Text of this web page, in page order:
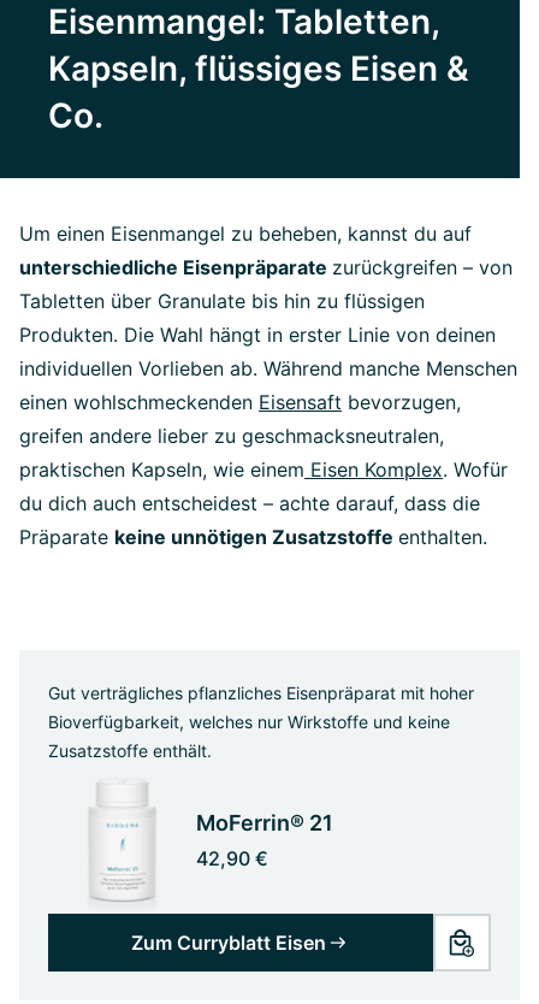
Eisenmangel: Tabletten,
Kapseln, flüssiges Eisen &
Co.
Um einen Eisenmangel zu beheben, kannst du auf
unterschiedliche Eisenpräparate zurückgreifen – von
Tabletten über Granulate bis hin zu flüssigen
Produkten. Die Wahl hängt in erster Linie von deinen
individuellen Vorlieben ab. Während manche Menschen
einen wohlschmeckenden Eisensaft bevorzugen,
greifen andere lieber zu geschmacksneutralen,
praktischen Kapseln, wie einem Eisen Komplex. Wofür
du dich auch entscheidest – achte darauf, dass die
Präparate keine unnötigen Zusatzstoffe enthalten.
Gut verträgliches pflanzliches Eisenpräparat mit hoher
Bioverfügbarkeit, welches nur Wirkstoffe und keine
Zusatzstoffe enthält.
MoFerrin® 21
42,90 €
Zum Curryblatt Eisen